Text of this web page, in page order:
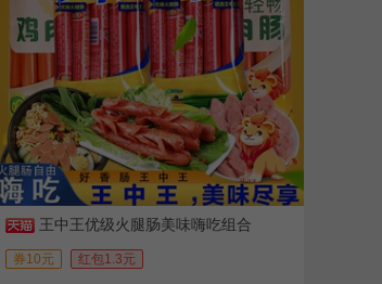
王中王优级火腿肠美味嗨吃组合
券10元 红包1.3元